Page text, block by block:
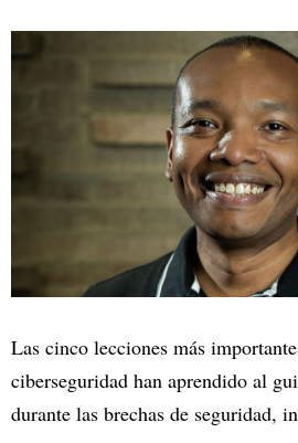
Las cinco lecciones más
ciberseguridad han aprendido al
durante las brechas de seguridad,